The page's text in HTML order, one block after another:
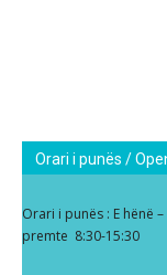
Orari i punës /
Orari i punës : E hënë
premte 8:30-15:30